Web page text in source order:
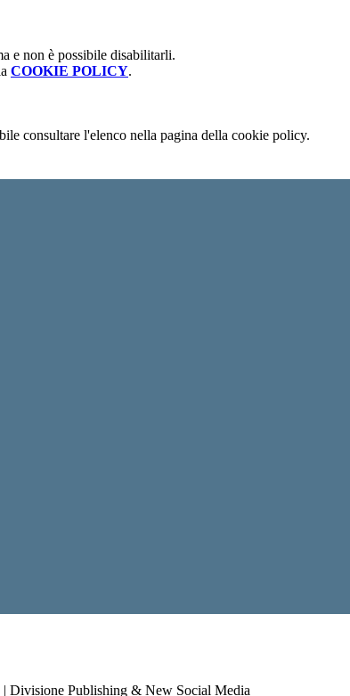
e non è possibile disabilitarli.
COOKIE POLICY.
consultare l'elenco nella pagina della cookie policy.
| Divisione Publishing & New Social Media